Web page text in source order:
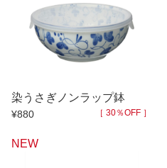
急須
蓋付マグ
フグヒレ酒
染うさぎノンラップ鉢
¥880 ［ 30％OFF ］
NEW